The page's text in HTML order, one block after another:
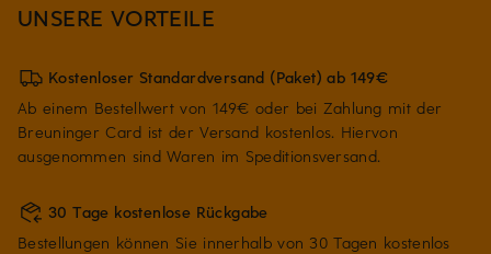
UNSERE VORTEILE
Kostenloser Standardversand (Paket) ab 149€
Ab einem Bestellwert von 149€ oder bei Zahlung mit der
Breuninger Card ist der Versand kostenlos. Hiervon
ausgenommen sind Waren im Speditionsversand.
30 Tage kostenlose Rückgabe
Bestellungen können Sie innerhalb von 30 Tagen kostenlos